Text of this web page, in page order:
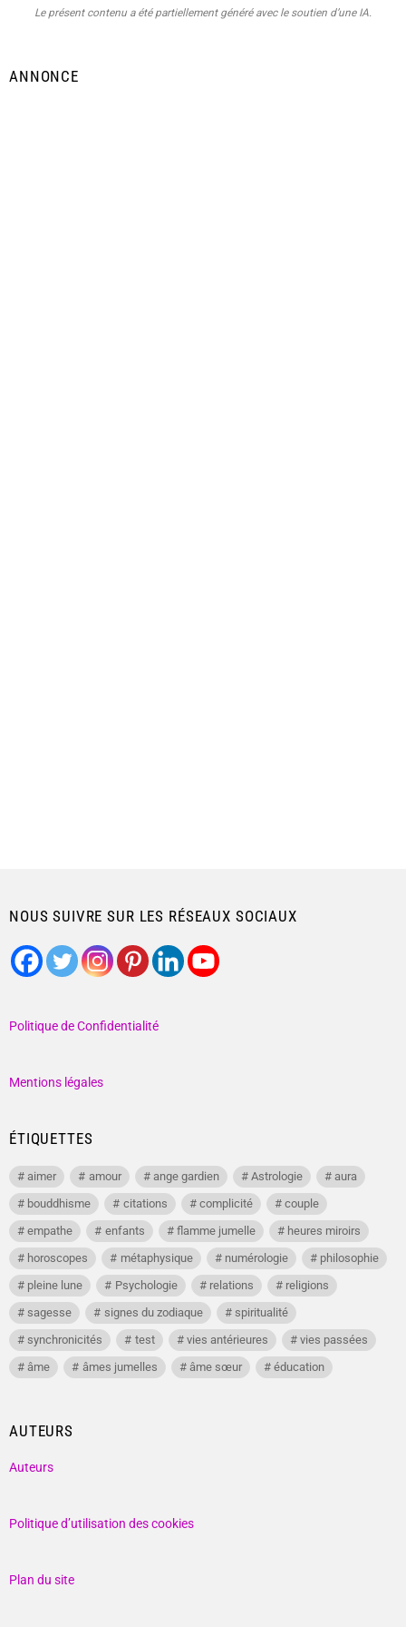
Le présent contenu a été partiellement généré avec le soutien d’une IA.
ANNONCE
NOUS SUIVRE SUR LES RÉSEAUX SOCIAUX
Politique de Confidentialité
Mentions légales
ÉTIQUETTES
aimer amour ange gardien Astrologie
aura
bouddhisme
citations complicité
couple
empathe
enfants flamme jumelle
heures miroirs
horoscopes
métaphysique numérologie
philosophie
pleine lune
Psychologie relations
religions
sagesse
signes du zodiaque
spiritualité
synchronicités
test vies antérieures
vies passées
âme
âmes jumelles âme sœur éducation
AUTEURS
Auteurs
Politique d’utilisation des cookies
Plan du site